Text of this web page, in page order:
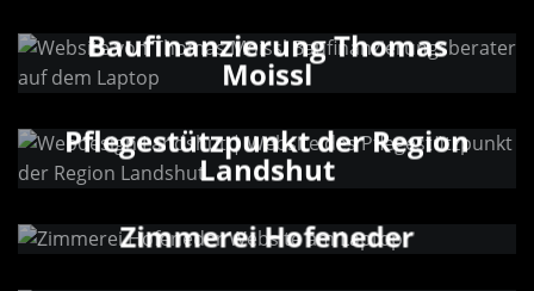
Baufinanzierung Thomas
Moissl
Pflegestützpunkt der Region
Landshut
Zimmerei Hofeneder